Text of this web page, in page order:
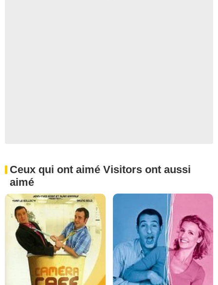
Ceux qui ont aimé Visitors ont aussi
aimé